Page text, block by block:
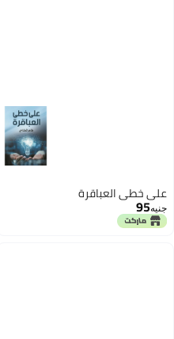
على خطى العباقرة
جنيه95